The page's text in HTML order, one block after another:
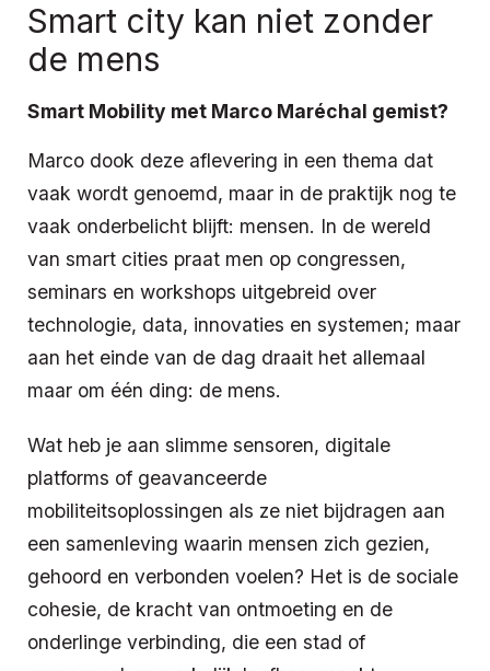
Smart city kan niet zonder
de mens
Smart Mobility met Marco Maréchal gemist?
Marco dook deze aflevering in een thema dat
vaak wordt genoemd, maar in de praktijk nog te
vaak onderbelicht blijft: mensen. In de wereld
van smart cities praat men op congressen,
seminars en workshops uitgebreid over
technologie, data, innovaties en systemen; maar
aan het einde van de dag draait het allemaal
maar om één ding: de mens.
Wat heb je aan slimme sensoren, digitale
platforms of geavanceerde
mobiliteitsoplossingen als ze niet bijdragen aan
een samenleving waarin mensen zich gezien,
gehoord en verbonden voelen? Het is de sociale
cohesie, de kracht van ontmoeting en de
onderlinge verbinding, die een stad of